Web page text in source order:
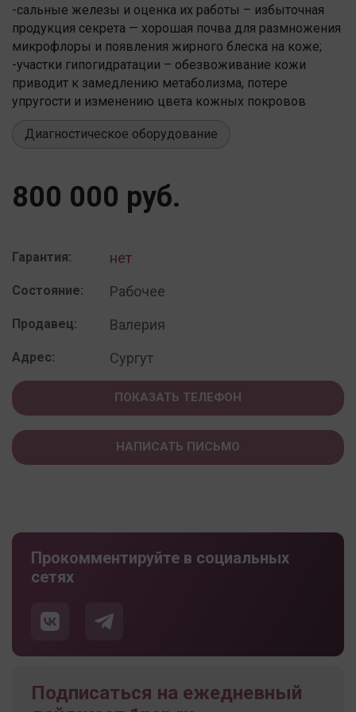
-сальные железы и оценка их работы – избыточная
продукция секрета — хорошая почва для размножения
микрофлоры и появления жирного блеска на коже;
-участки гипогидратации – обезвоживание кожи
приводит к замедлению метаболизма, потере
упругости и изменению цвета кожных покровов
Диагностическое оборудование
800 000 руб.
Гарантия: нет
Состояние: Рабочее
Продавец: Валерия
Адрес: Сургут
ПОКАЗАТЬ ТЕЛЕФОН
НАПИСАТЬ ПИСЬМО
Прокомментируйте в социальных
сетях
Подписаться на ежедневный